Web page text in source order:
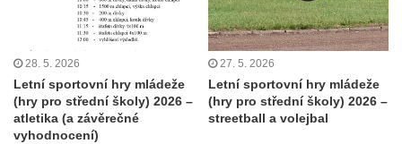
28. 5. 2026
Letní sportovní hry mládeže
(hry pro střední školy) 2026 –
atletika (a závěrečné
vyhodnocení)
27. 5. 2026
Letní sportovní hry mládeže
(hry pro střední školy) 2026 –
streetball a volejbal